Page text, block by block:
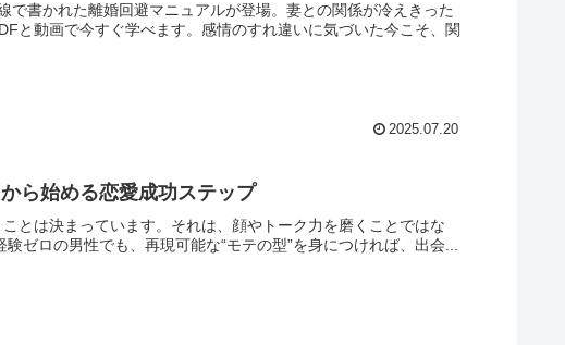
書かれた離婚回避マニュアルが登場。妻との関係が冷えきった
と動画で今すぐ学べます。感情のすれ違いに気づいた今こそ、関
2025.07.20
ら始める恋愛成功ステップ
とは決まっています。それは、顔やトーク力を磨くことではな
ゼロの男性でも、再現可能な“モテの型”を身につければ、出会...